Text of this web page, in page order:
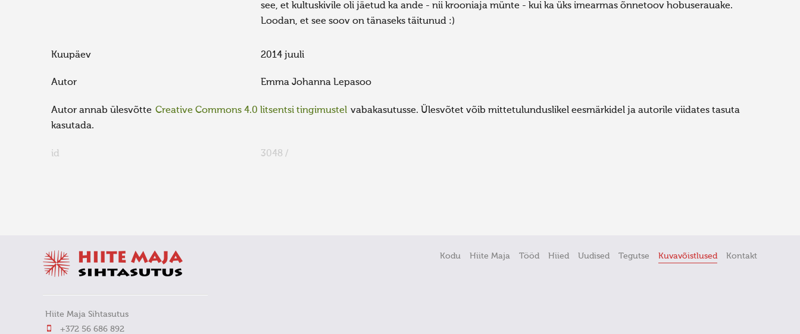
see, et kultuskivile oli jäetud ka ande - nii krooniaja münte - kui ka üks imearmas õnnetoov hobuserauake.
Loodan, et see soov on tänaseks täitunud :)
Kuupäev 2014 juuli
Autor Emma Johanna Lepasoo
Autor annab ülesvõtte Creative Commons 4.0 litsentsi tingimustel vabakasutusse. Ülesvõtet võib mittetulunduslikel eesmärkidel ja autorile viidates tasuta
kasutada.
id 3048 /
Hiite Maja Sihtasutus
+372 56 686 892
Kodu Hiite Maja Tööd Hiied Uudised Tegutse Kuvavõistlused Kontakt